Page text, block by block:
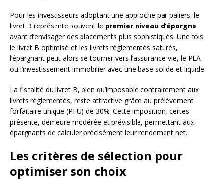
Pour les investisseurs adoptant une approche par paliers, le
livret B représente souvent le premier niveau d’épargne
avant d’envisager des placements plus sophistiqués. Une fois
le livret B optimisé et les livrets réglementés saturés,
l’épargnant peut alors se tourner vers l’assurance-vie, le PEA
ou l’investissement immobilier avec une base solide et liquide.
La fiscalité du livret B, bien qu’imposable contrairement aux
livrets réglementés, reste attractive grâce au prélèvement
forfaitaire unique (PFU) de 30%. Cette imposition, certes
présente, demeure modérée et prévisible, permettant aux
épargnants de calculer précisément leur rendement net.
Les critères de sélection pour
optimiser son choix